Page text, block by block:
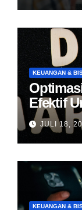
KEUANGAN &
Efektif
JULI 18,
KEUANGAN &